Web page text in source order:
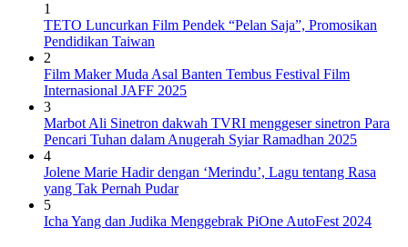
1
TETO Luncurkan Film Pendek “Pelan Saja”, Promosikan
Pendidikan Taiwan
2
Film Maker Muda Asal Banten Tembus Festival Film
Internasional JAFF 2025
3
Marbot Ali Sinetron dakwah TVRI menggeser sinetron Para
Pencari Tuhan dalam Anugerah Syiar Ramadhan 2025
4
Jolene Marie Hadir dengan ‘Merindu’, Lagu tentang Rasa
yang Tak Pernah Pudar
5
Icha Yang dan Judika Menggebrak PiOne AutoFest 2024